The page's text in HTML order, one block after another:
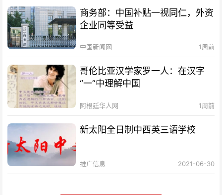
商务部：中国补贴一视同仁，外资
企业同等受益
中国新闻网 1周前
哥伦比亚汉学家罗一人：在汉字
“一”中理解中国
阿根廷华人网 1周前
新太阳全日制中西英三语学校
推广信息 2021-06-30